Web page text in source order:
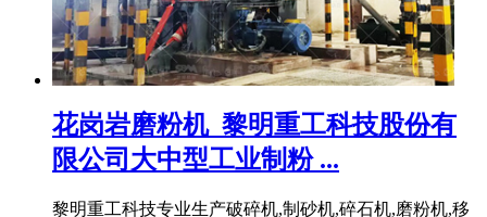
花岗岩磨粉机_黎明重工科技股份有
限公司大中型工业制粉 ...
黎明重工科技专业生产破碎机,制砂机,碎石机,磨粉机,移